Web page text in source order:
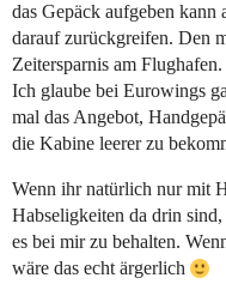
das Gepäck aufgeben
darauf zurückgreifen. Den
Zeitersparnis am Flughafen.
Ich glaube bei Eurowings
mal das Angebot,
die Kabine leerer zu
Wenn ihr natürlich nur mit
Habseligkeiten da drin
es bei mir zu behalten.
wäre das echt ärgerlich